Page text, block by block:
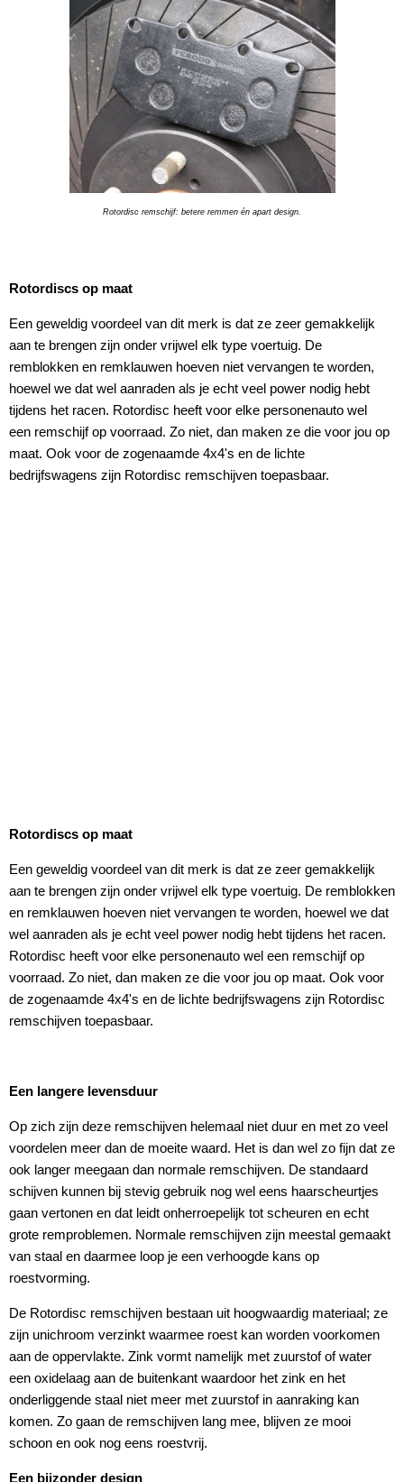
Rotordisc remschijf: betere remmen én apart design.
Rotordiscs op maat
Een geweldig voordeel van dit merk is dat ze zeer gemakkelijk
aan te brengen zijn onder vrijwel elk type voertuig. De
remblokken en remklauwen hoeven niet vervangen te worden,
hoewel we dat wel aanraden als je echt veel power nodig hebt
tijdens het racen. Rotordisc heeft voor elke personenauto wel
een remschijf op voorraad. Zo niet, dan maken ze die voor jou op
maat. Ook voor de zogenaamde 4x4's en de lichte
bedrijfswagens zijn Rotordisc remschijven toepasbaar.
Rotordiscs op maat
Een geweldig voordeel van dit merk is dat ze zeer gemakkelijk
aan te brengen zijn onder vrijwel elk type voertuig. De remblokken
en remklauwen hoeven niet vervangen te worden, hoewel we dat
wel aanraden als je echt veel power nodig hebt tijdens het racen.
Rotordisc heeft voor elke personenauto wel een remschijf op
voorraad. Zo niet, dan maken ze die voor jou op maat. Ook voor
de zogenaamde 4x4's en de lichte bedrijfswagens zijn Rotordisc
remschijven toepasbaar.
Een langere levensduur
Op zich zijn deze remschijven helemaal niet duur en met zo veel
voordelen meer dan de moeite waard. Het is dan wel zo fijn dat ze
ook langer meegaan dan normale remschijven. De standaard
schijven kunnen bij stevig gebruik nog wel eens haarscheurtjes
gaan vertonen en dat leidt onherroepelijk tot scheuren en echt
grote remproblemen. Normale remschijven zijn meestal gemaakt
van staal en daarmee loop je een verhoogde kans op
roestvorming.
De Rotordisc remschijven bestaan uit hoogwaardig materiaal; ze
zijn unichroom verzinkt waarmee roest kan worden voorkomen
aan de oppervlakte. Zink vormt namelijk met zuurstof of water
een oxidelaag aan de buitenkant waardoor het zink en het
onderliggende staal niet meer met zuurstof in aanraking kan
komen. Zo gaan de remschijven lang mee, blijven ze mooi
schoon en ook nog eens roestvrij.
Een bijzonder design